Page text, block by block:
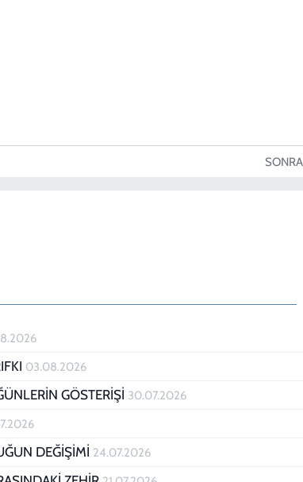
03.08.2026
GÖSTERİŞİ 30.07.2026
DEĞİŞİMİ 24.07.2026